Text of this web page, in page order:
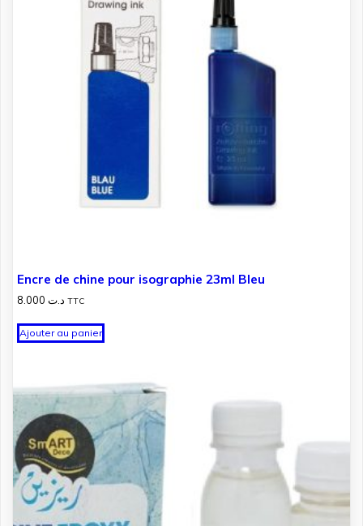
Encre de chine pour isographie 23ml Bleu
د.ت TTC
Ajouter au panier